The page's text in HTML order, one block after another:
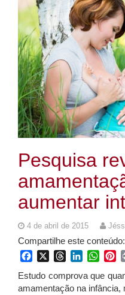
Pesquisa
aumentar
4 de abril de 2015
Compartilhe este conteúdo:
FacebookThreadsLinkedIn
Estudo comprova que
amamentação na